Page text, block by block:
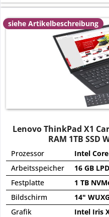
siehe Artikelbeschreibung
Lenovo ThinkPad X1
RAM 1TB SSD
Prozessor
Intel
Arbeitsspeicher
16 GB
Festplatte
1 TB
Bildschirm
14"
Grafik
Intel Iris